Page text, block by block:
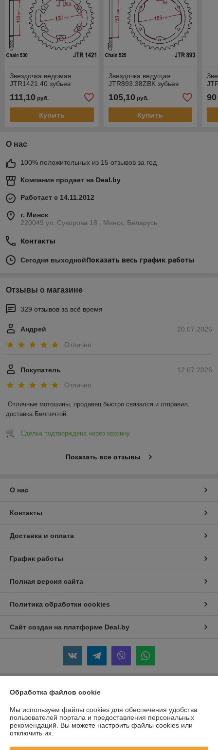
Звездочка ведомая
JTR1421.40 зубьев
111,10 руб.
Купить
Звездочка ведущая
JTR893.38ZBK зубьев
105,10руб.
Купить
90
О нас
100% положительных из 15 отзывов за год
Компания продает на Deal.by
Работает с 14.11.2012
г. Минск
220049 ул. Суворова 18 , Минск, Беларусь
Контакты
Сегодня выходнойПоказать весь график работы
Отзывы о магазине
329 отзывов за всё время
20.07.2026
Андрей
Отлично
12.07.2026
Покупатель
Отлично
Отличные мотошины, продавец быстро связался и отправил,
доставка Белпочтой.
Сделка подтверждена через корзину
Показать все отзывы
О нас
Контакты
Доставка и оплата
График работы
Полная версия сайта
Политика обработки cookies
Сайт создан на платформе Deal.by
Информация для покупателя
Юридическое лицо:Частное Предприятие "ЖАКОМ"
220088 г. Минск, ул. Смоленская 10A, пом.2
Регистрационный номер ЕГР: 690755458
УНП: 690755458
Обработка файлов cookie
Мы используем файлы cookies для обеспечения удобства
пользователей портала и предоставления персональных
рекомендаций. Вы можете настроить файлы cookies или
отключить их.